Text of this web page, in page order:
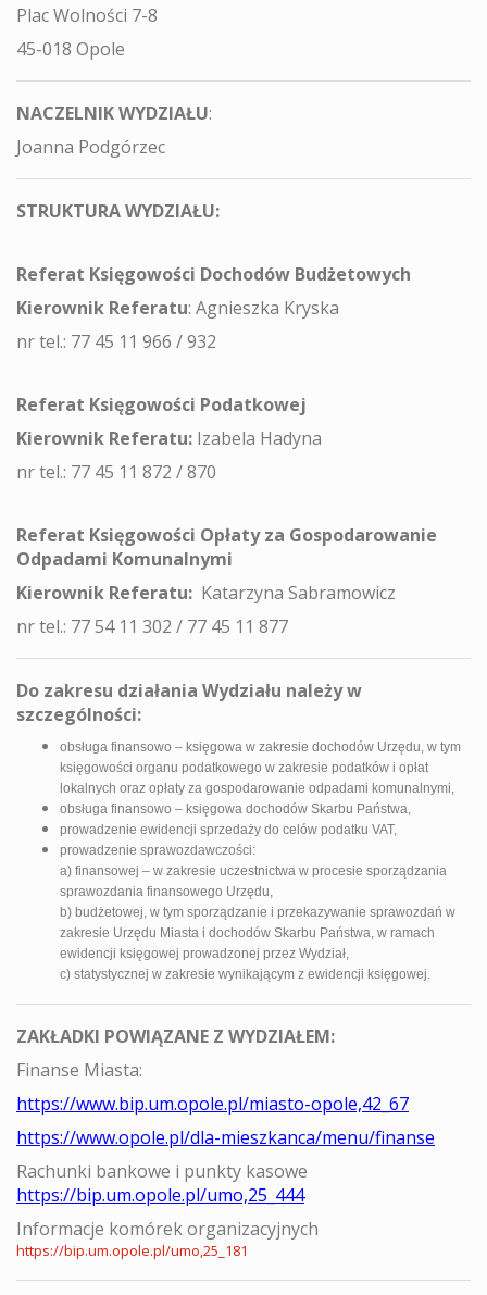
Plac Wolności 7-8
45-018 Opole
NACZELNIK WYDZIAŁU:
Joanna Podgórzec
STRUKTURA WYDZIAŁU:
Referat Księgowości Dochodów Budżetowych
Kierownik Referatu: Agnieszka Kryska
nr tel.: 77 45 11 966 / 932
Referat Księgowości Podatkowej
Kierownik Referatu: Izabela Hadyna
nr tel.: 77 45 11 872 / 870
Referat Księgowości Opłaty za Gospodarowanie
Odpadami Komunalnymi
Kierownik Referatu: Katarzyna Sabramowicz
nr tel.: 77 54 11 302 / 77 45 11 877
Do zakresu działania Wydziału należy w
szczególności:
obsługa finansowo – księgowa w zakresie dochodów Urzędu, w tym
księgowości organu podatkowego w zakresie podatków i opłat
lokalnych oraz opłaty za gospodarowanie odpadami komunalnymi,
obsługa finansowo – księgowa dochodów Skarbu Państwa,
prowadzenie ewidencji sprzedaży do celów podatku VAT,
prowadzenie sprawozdawczości:
a) finansowej – w zakresie uczestnictwa w procesie sporządzania
sprawozdania finansowego Urzędu,
b) budżetowej, w tym sporządzanie i przekazywanie sprawozdań w
zakresie Urzędu Miasta i dochodów Skarbu Państwa, w ramach
ewidencji księgowej prowadzonej przez Wydział,
c) statystycznej w zakresie wynikającym z ewidencji księgowej.
ZAKŁADKI POWIĄZANE Z WYDZIAŁEM:
Finanse Miasta:
https://www.bip.um.opole.pl/miasto-opole,42_67
https://www.opole.pl/dla-mieszkanca/menu/finanse
Rachunki bankowe i punkty kasowe
https://bip.um.opole.pl/umo,25_444
Informacje komórek organizacyjnych
https://bip.um.opole.pl/umo,25_181